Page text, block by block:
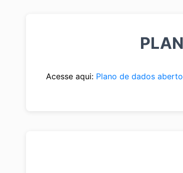
Acesse aqui: Plano de dados